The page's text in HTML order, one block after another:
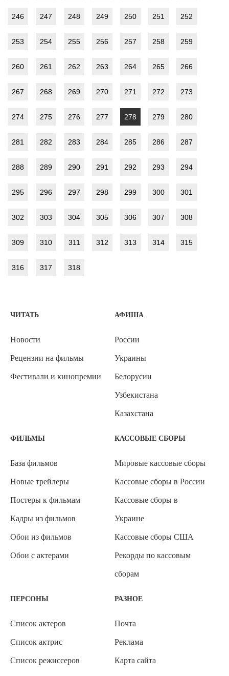
246 247 248 249 250 251 252
253 254 255 256 257 258 259
260 261 262 263 264 265 266
267 268 269 270 271 272 273
274 275 276 277 278 279 280
281 282 283 284 285 286 287
288 289 290 291 292 293 294
295 296 297 298 299 300 301
302 303 304 305 306 307 308
309 310 311 312 313 314 315
316 317 318
ЧИТАТЬ
Новости
Рецензии на фильмы
Фестивали и кинопремии
АФИША
России
Украины
Белорусии
Узбекистана
Казахстана
ФИЛЬМЫ
База фильмов
Новые трейлеры
Постеры к фильмам
Кадры из фильмов
Обои из фильмов
Обои с актерами
КАССОВЫЕ СБОРЫ
Мировые кассовые сборы
Кассовые сборы в России
Кассовые сборы в
Украине
Кассовые сборы США
Рекорды по кассовым
сборам
ПЕРСОНЫ
Список актеров
Список актрис
Список режиссеров
РАЗНОЕ
Почта
Реклама
Карта сайта